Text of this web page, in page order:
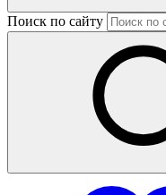
Поиск по сайту